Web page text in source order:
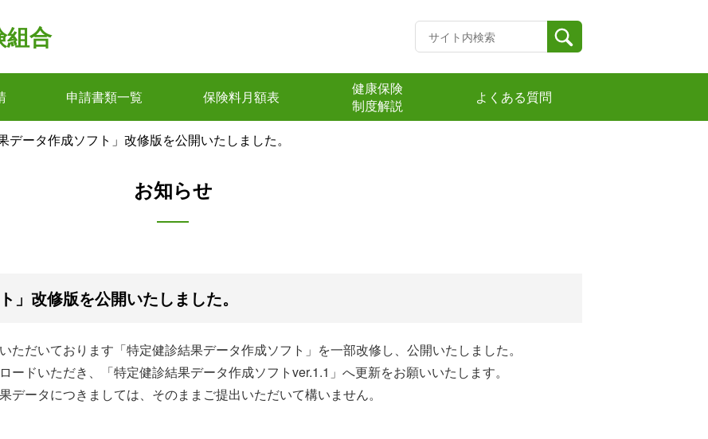
組合
申請書類一覧 保険料月額表
健康保険
制度解説
よくある質問
データ作成ソフト」改修版を公開いたしました。
お知らせ
」改修版を公開いたしました。
ただいております「特定健診結果データ作成ソフト」を一部改修し、公開いたしました。
ードいただき、「特定健診結果データ作成ソフトver.1.1」へ更新をお願いいたします。
データにつきましては、そのままご提出いただいて構いません。